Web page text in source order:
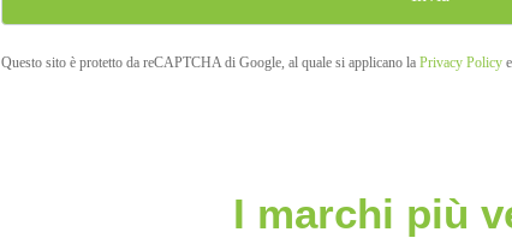
Questo sito è protetto da reCAPTCHA di Google, al quale si applicano laPrivacy Policy
I marchi più